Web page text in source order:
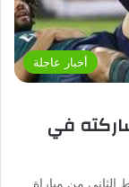
أخبار عاجلة
في
من مباراة